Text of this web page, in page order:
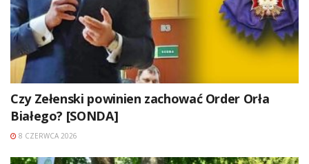
Czy Zełenski powinien zachować Order Orła
Białego? [SONDA]
8 CZERWCA 2026